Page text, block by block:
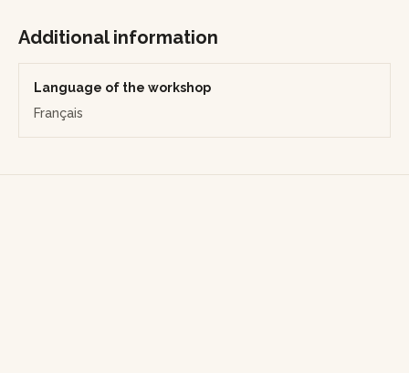
Additional information
Language of the workshop
Français